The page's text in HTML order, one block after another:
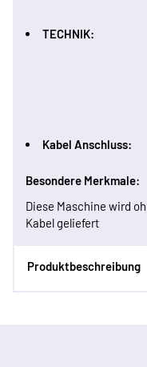
TECHNIK:
Kabel Anschluss:
Besondere Merkmale:
Diese Maschine wird
Kabel geliefert
Produktbeschreibung